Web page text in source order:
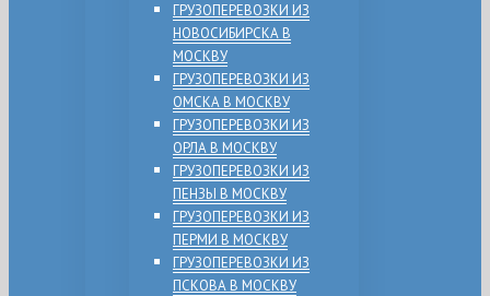
ГРУЗОПЕРЕВОЗКИ ИЗ
НОВОСИБИРСКА В
МОСКВУ
ГРУЗОПЕРЕВОЗКИ ИЗ
ОМСКА В МОСКВУ
ГРУЗОПЕРЕВОЗКИ ИЗ
ОРЛА В МОСКВУ
ГРУЗОПЕРЕВОЗКИ ИЗ
ПЕНЗЫ В МОСКВУ
ГРУЗОПЕРЕВОЗКИ ИЗ
ПЕРМИ В МОСКВУ
ГРУЗОПЕРЕВОЗКИ ИЗ
ПСКОВА В МОСКВУ